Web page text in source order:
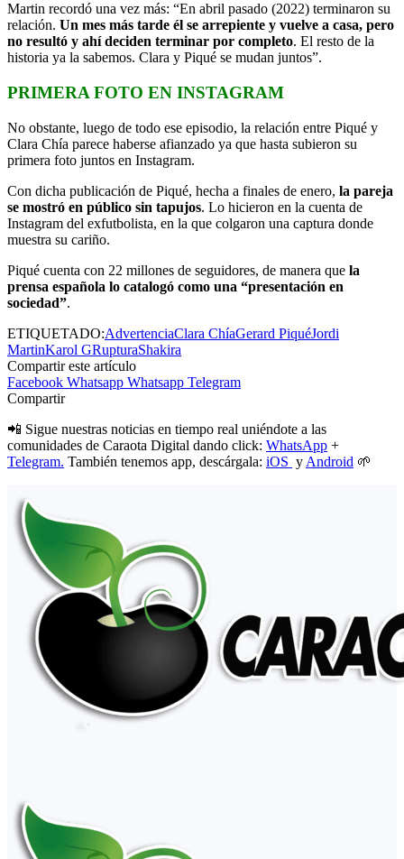
Martin recordó una vez más: “En abril pasado (2022) terminaron su
relación. Un mes más tarde él se arrepiente y vuelve a casa, pero
no resultó y ahí deciden terminar por completo. El resto de la
historia ya la sabemos. Clara y Piqué se mudan juntos”.
PRIMERA FOTO EN INSTAGRAM
No obstante, luego de todo ese episodio, la relación entre Piqué y
Clara Chía parece haberse afianzado ya que hasta subieron su
primera foto juntos en Instagram.
Con dicha publicación de Piqué, hecha a finales de enero, la pareja
se mostró en público sin tapujos. Lo hicieron en la cuenta de
Instagram del exfutbolista, en la que colgaron una captura donde
muestra su cariño.
Piqué cuenta con 22 millones de seguidores, de manera que la
prensa española lo catalogó como una “presentación en
sociedad”.
ETIQUETADO:AdvertenciaClara ChíaGerard PiquéJordi
MartinKarol GRupturaShakira
Compartir este artículo
Facebook Whatsapp Whatsapp Telegram
Compartir
📲 Sigue nuestras noticias en tiempo real uniéndote a las
comunidades de Caraota Digital dando click: WhatsApp +
Telegram. También tenemos app, descárgala: iOS y Android 🌱